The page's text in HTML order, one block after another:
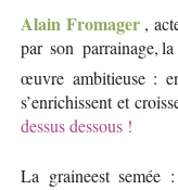
Alain Fromager,
par son parrainage,
œuvre ambitieuse :
s’enrichissent et
dessus dessous !
La graineest semée